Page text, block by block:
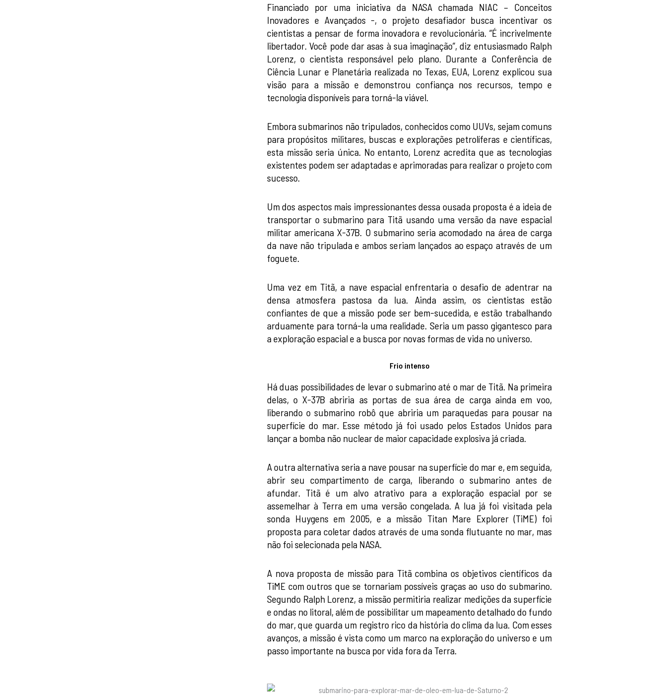
Financiado por uma iniciativa da NASA chamada NIAC – Conceitos
Inovadores e Avançados -, o projeto desafiador busca incentivar os
cientistas a pensar de forma inovadora e revolucionária. “É incrivelmente
libertador. Você pode dar asas à sua imaginação”, diz entusiasmado Ralph
Lorenz, o cientista responsável pelo plano. Durante a Conferência de
Ciência Lunar e Planetária realizada no Texas, EUA, Lorenz explicou sua
visão para a missão e demonstrou confiança nos recursos, tempo e
tecnologia disponíveis para torná-la viável.
Embora submarinos não tripulados, conhecidos como UUVs, sejam comuns
para propósitos militares, buscas e explorações petrolíferas e científicas,
esta missão seria única. No entanto, Lorenz acredita que as tecnologias
existentes podem ser adaptadas e aprimoradas para realizar o projeto com
sucesso.
Um dos aspectos mais impressionantes dessa ousada proposta é a ideia de
transportar o submarino para Titã usando uma versão da nave espacial
militar americana X-37B. O submarino seria acomodado na área de carga
da nave não tripulada e ambos seriam lançados ao espaço através de um
foguete.
Uma vez em Titã, a nave espacial enfrentaria o desafio de adentrar na
densa atmosfera pastosa da lua. Ainda assim, os cientistas estão
confiantes de que a missão pode ser bem-sucedida, e estão trabalhando
arduamente para torná-la uma realidade. Seria um passo gigantesco para
a exploração espacial e a busca por novas formas de vida no universo.
Frio intenso
Há duas possibilidades de levar o submarino até o mar de Titã. Na primeira
delas, o X-37B abriria as portas de sua área de carga ainda em voo,
liberando o submarino robô que abriria um paraquedas para pousar na
superfície do mar. Esse método já foi usado pelos Estados Unidos para
lançar a bomba não nuclear de maior capacidade explosiva já criada.
A outra alternativa seria a nave pousar na superfície do mar e, em seguida,
abrir seu compartimento de carga, liberando o submarino antes de
afundar. Titã é um alvo atrativo para a exploração espacial por se
assemelhar à Terra em uma versão congelada. A lua já foi visitada pela
sonda Huygens em 2005, e a missão Titan Mare Explorer (TiME) foi
proposta para coletar dados através de uma sonda flutuante no mar, mas
não foi selecionada pela NASA.
A nova proposta de missão para Titã combina os objetivos científicos da
TiME com outros que se tornariam possíveis graças ao uso do submarino.
Segundo Ralph Lorenz, a missão permitiria realizar medições da superfície
e ondas no litoral, além de possibilitar um mapeamento detalhado do fundo
do mar, que guarda um registro rico da história do clima da lua. Com esses
avanços, a missão é vista como um marco na exploração do universo e um
passo importante na busca por vida fora da Terra.